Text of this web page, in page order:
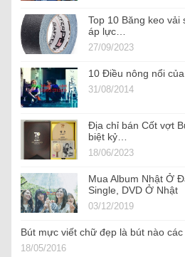
Top 10 Băng keo
áp lực…
27/09/2023
10 Điều nông nổi
31/08/2014
Địa chỉ bán Cốt vợt
biệt kỷ…
18/06/2023
Mua Album Nhật Ở
Single, DVD Ở Nhật
03/12/2019
Bút mực viết chữ đẹp là bút nào
18/05/2016